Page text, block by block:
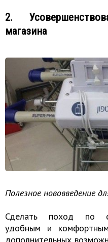
2.
магазина
Полезное нововведение
Сделать поход по
удобным и
дополнительных